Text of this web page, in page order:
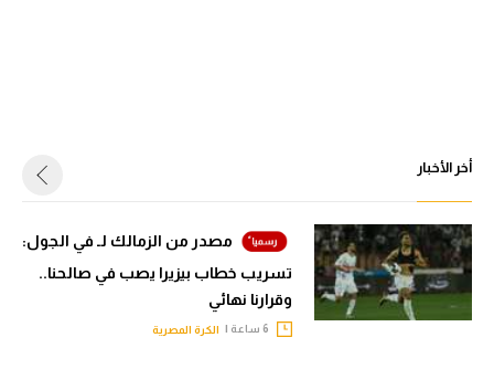
أخر الأخبار
مصدر من الزمالك لـ في الجول:
تسريب خطاب بيزيرا يصب في صالحنا..
وقرارنا نهائي
الكرة المصرية